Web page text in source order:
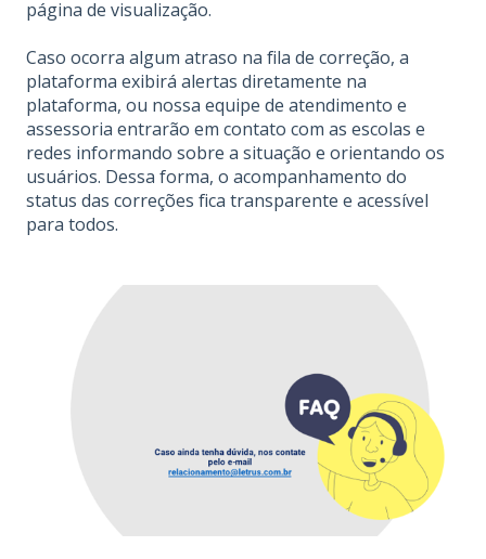
página de visualização.
Caso ocorra algum atraso na fila de correção, a
plataforma exibirá alertas diretamente na
plataforma, ou nossa equipe de atendimento e
assessoria entrarão em contato com as escolas e
redes informando sobre a situação e orientando os
usuários. Dessa forma, o acompanhamento do
status das correções fica transparente e acessível
para todos.